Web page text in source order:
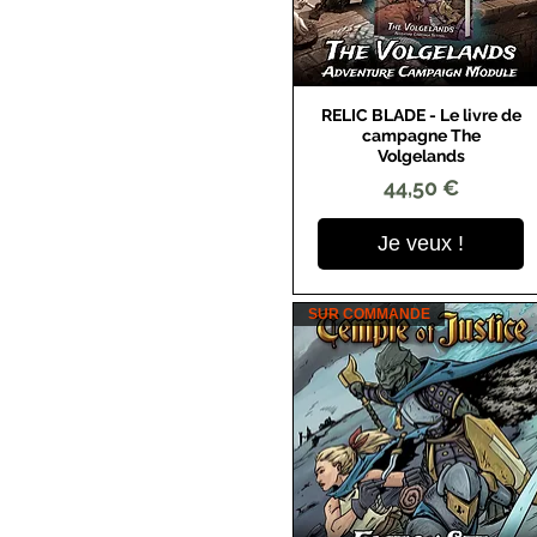
Aperçu rapide
RELIC BLADE - Le livre de
campagne The
Volgelands
Prix
44,50 €
Je veux !
SUR COMMANDE